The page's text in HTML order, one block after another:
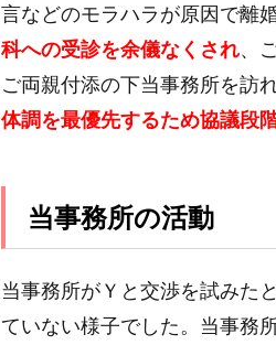
言などのモラハラが原因で離
科への受診を余儀なくされ、
ご両親付添の下当事務所を訪
体調を最優先するため協議段
当事務所の活動
当事務所がＹと交渉を試みた
ていない様子でした。当事務